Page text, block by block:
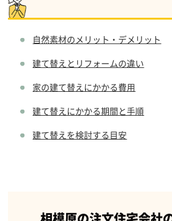
自然素材のメリット・デメリット
建て替えとリフォームの違い
家の建て替えにかかる費用
建て替えにかかる期間と手順
建て替えを検討する目安